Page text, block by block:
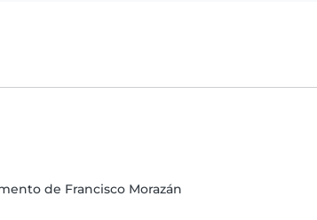
de Francisco Morazán